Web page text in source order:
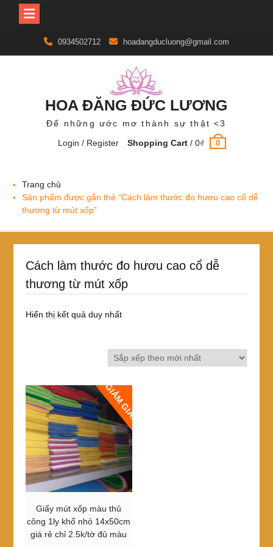
content
0934502712 hoadangducluong@gmail.com
HOA ĐĂNG ĐỨC LƯƠNG
Để những ước mơ thành sự thật <3
Login / Register
Shopping Cart /0₫ 0
Trang chủ
Sản phẩm được gắn thẻ “Cách làm thước đo hươu cao cổ dễ
thương từ mút xốp”
Cách làm thước đo hươu cao cổ dễ
thương từ mút xốp
Hiển thị kết quả duy nhất
GIẢM GIÁ!
Giấy mút xốp màu thủ
công 1ly khổ nhỏ 14x50cm
giá rẻ chỉ 2.5k/tờ đủ màu